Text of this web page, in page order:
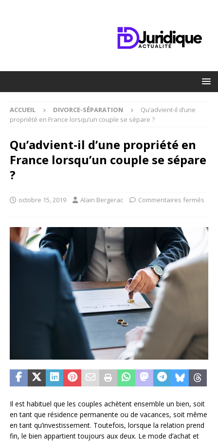
ACCUEIL DIVORCE-SÉPARATION
Qu’advient-il d’une
propriété en France lorsqu’un couple se sépare ?
Qu’advient-il d’une propriété en
France lorsqu’un couple se sépare
?
octobre 15, 2019 Alain Bergerac Commentaires fermés
Il est habituel que les couples achètent ensemble un bien, soit
en tant que résidence permanente ou de vacances, soit même
en tant qu’investissement. Toutefois, lorsque la relation prend
fin, le bien appartient toujours aux deux. Le mode d’achat et